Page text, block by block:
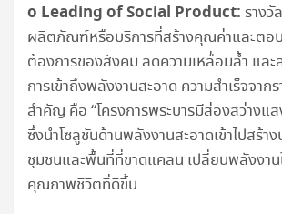
o Leading of Social Product: รางวั
ผลิตภัณฑ์หรือบริการที่สร้างคุณค่าและตอ
ต้องการของสังคม ลดความเหลื่อมล้ำ และ
การเข้าถึงพลังงานสะอาด ความสำเร็จจาก
สำคัญ คือ “โครงการพระบารมีส่องสว่างแส
ซึ่งนำโซลูชันด้านพลังงานสะอาดเข้าไปสร้าง
ชุมชนและพื้นที่ที่ขาดแคลน เปลี่ยนพลังงาน
คุณภาพชีวิตที่ดีขึ้น